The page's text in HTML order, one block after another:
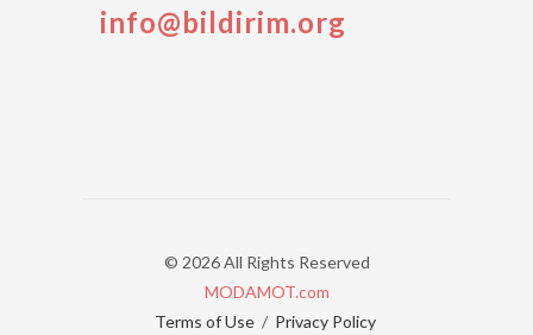
info@bildirim.org
© 2026 All Rights Reserved
MODAMOT.com
Terms of Use / Privacy Policy